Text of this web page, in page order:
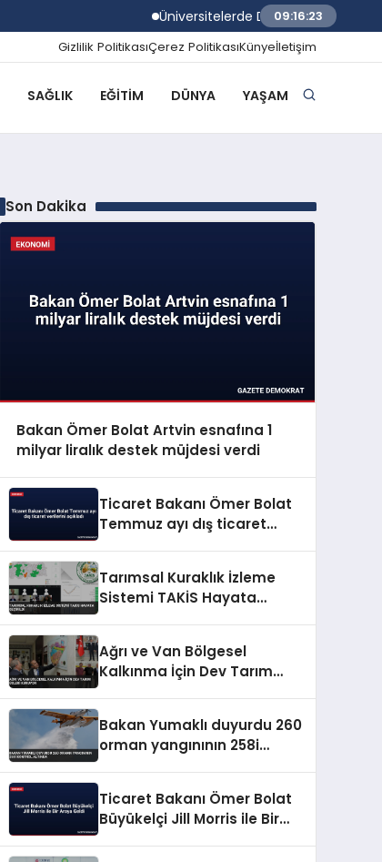
Üniversitelerde Dumansız Kampüs
09:16:24
Gizlilik PolitikasıÇerez PolitikasıKünyeİletişim
SAĞLIK EĞITIM DÜNYA YAŞAM
Son Dakika
Bakan Ömer Bolat Artvin esnafına 1
milyar liralık destek müjdesi verdi
Ticaret Bakanı Ömer Bolat
Temmuz ayı dış ticaret
Tarımsal Kuraklık İzleme
Sistemi TAKİS Hayata
Ağrı ve Van Bölgesel
Kalkınma İçin Dev Tarım
Bakan Yumaklı duyurdu 260
orman yangınının 258i
Ticaret Bakanı Ömer Bolat
Büyükelçi Jill Morris ile Bir